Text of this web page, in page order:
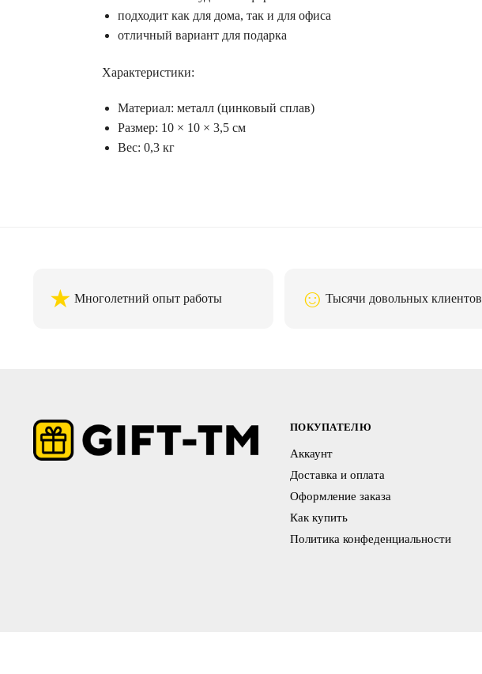
подходит как для дома, так и для офиса
отличный вариант для подарка
Характеристики:
Материал: металл (цинковый сплав)
Размер: 10 × 10 × 3,5 см
Вес: 0,3 кг
★ Многолетний опыт работы ☺ Тысячи довольных клиентов
ПОКУПАТЕЛЮ
Аккаунт
Доставка и оплата
Оформление заказа
Как купить
Политика конфеденциальности